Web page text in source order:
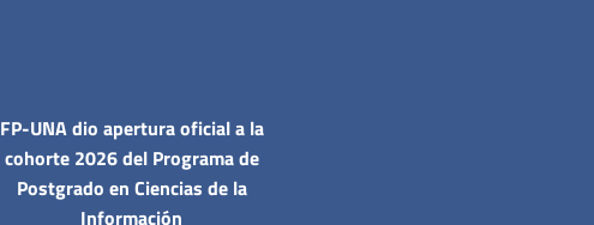
FP-UNA dio apertura oficial a la
cohorte 2026 del Programa de
Postgrado en Ciencias de la
Información